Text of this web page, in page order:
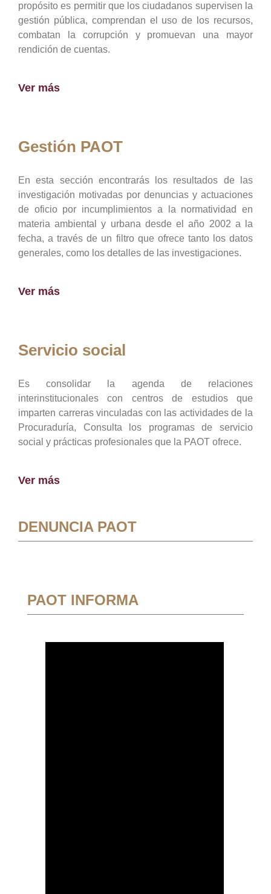
propósito es permitir que los ciudadanos supervisen la
gestión pública, comprendan el uso de los recursos,
combatan la corrupción y promuevan una mayor
rendición de cuentas.
Ver más
Gestión PAOT
En esta sección encontrarás los resultados de las
investigación motivadas por denuncias y actuaciones
de oficio por incumplimientos a la normatividad en
materia ambiental y urbana desde el año 2002 a la
fecha, a través de un filtro que ofrece tanto los datos
generales, como los detalles de las investigaciones.
Ver más
Servicio social
Es consolidar la agenda de relaciones
interinstitucionales con centros de estudios que
imparten carreras vinculadas con las actividades de la
Procuraduría, Consulta los programas de servicio
social y prácticas profesionales que la PAOT ofrece.
Ver más
DENUNCIA PAOT
PAOT INFORMA